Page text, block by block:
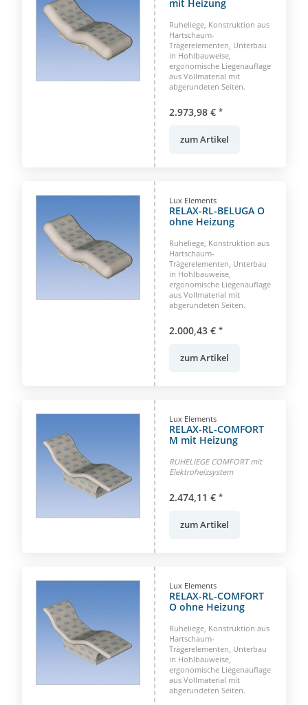
mit Heizung
Ruheliege, Konstruktion aus
Hartschaum-
Trägerelementen, Unterbau
in Hohlbauweise,
ergonomische Liegenauflage
aus Vollmaterial mit
abgerundeten Seiten.
2.973,98 € *
zum Artikel
Lux Elements
RELAX-RL-BELUGA O
ohne Heizung
Ruheliege, Konstruktion aus
Hartschaum-
Trägerelementen, Unterbau
in Hohlbauweise,
ergonomische Liegenauflage
aus Vollmaterial mit
abgerundeten Seiten.
2.000,43 € *
zum Artikel
Lux Elements
RELAX-RL-COMFORT
M mit Heizung
RUHELIEGE COMFORT mit
Elektroheizsystem
2.474,11 € *
zum Artikel
Lux Elements
RELAX-RL-COMFORT
O ohne Heizung
Ruheliege, Konstruktion aus
Hartschaum-
Trägerelementen, Unterbau
in Hohlbauweise,
ergonomische Liegenauflage
aus Vollmaterial mit
abgerundeten Seiten.